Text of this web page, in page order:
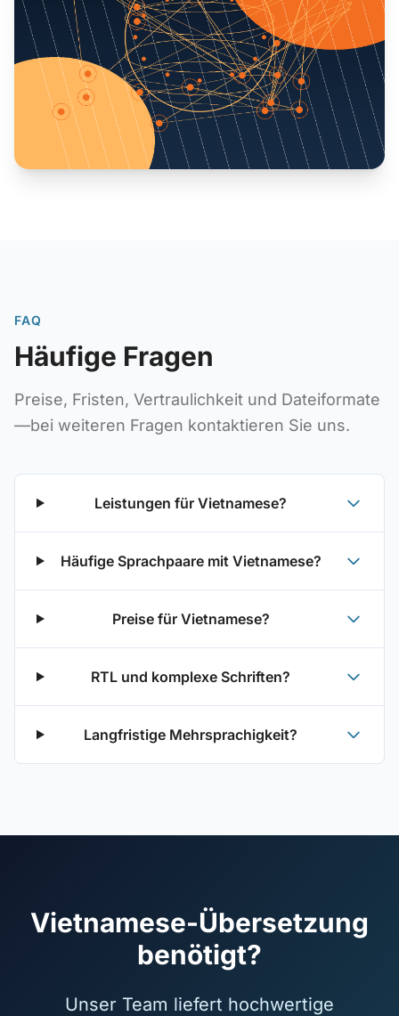
FAQ
Häufige Fragen
Preise, Fristen, Vertraulichkeit und Dateiformate
—bei weiteren Fragen kontaktieren Sie uns.
Leistungen für Vietnamese?
Häufige Sprachpaare mit Vietnamese?
Preise für Vietnamese?
RTL und komplexe Schriften?
Langfristige Mehrsprachigkeit?
Vietnamese-Übersetzung
benötigt?
Unser Team liefert hochwertige